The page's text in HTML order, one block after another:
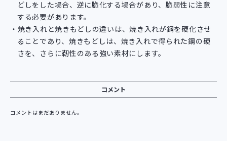
どしをした場合、逆に脆化する場合があり、脆弱性に注意
する必要があります。
焼き入れと焼きもどしの違いは、焼き入れが鋼を硬化させ
ることであり、焼きもどしは、焼き入れで得られた鋼の硬
さを、さらに靭性のある強い素材にします。
コメント
コメントはまだありません。